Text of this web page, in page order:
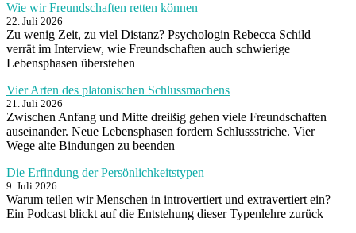
Wie wir Freundschaften retten können
22. Juli 2026
Zu wenig Zeit, zu viel Distanz? Psychologin Rebecca Schild
verrät im Interview, wie Freundschaften auch schwierige
Lebensphasen überstehen
Vier Arten des platonischen Schlussmachens
21. Juli 2026
Zwischen Anfang und Mitte dreißig gehen viele Freundschaften
auseinander. Neue Lebensphasen fordern Schlussstriche. Vier
Wege alte Bindungen zu beenden
Die Erfindung der Persönlichkeitstypen
9. Juli 2026
Warum teilen wir Menschen in introvertiert und extravertiert ein?
Ein Podcast blickt auf die Entstehung dieser Typenlehre zurück